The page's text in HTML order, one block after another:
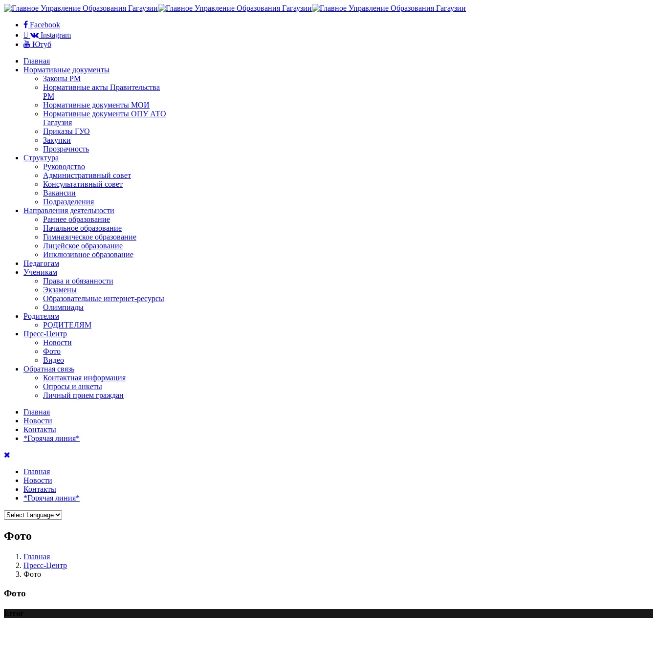
Facebook
Instagram
Ютуб
Главная
Нормативные документы
Законы РМ
Нормативные акты Правительства
РМ
Нормативные документы МОИ
Нормативные документы ОПУ АТО
Гагаузия
Приказы ГУО
Закупки
Прозрачность
Структура
Руководство
Административный совет
Консультативный совет
Вакансии
Подразделения
Направления деятельности
Раннее образование
Начальное образование
Гимназическое образование
Лицейское образование
Инклюзивное образование
Педагогам
Ученикам
Права и обязанности
Экзамены
Образовательные интернет-ресурсы
Олимпиады
Родителям
РОДИТЕЛЯМ
Пресс-Центр
Новости
Фото
Видео
Обратная связь
Контактная информация
Опросы и анкеты
Личный прием граждан
Главная
Новости
Контакты
*Горячая линия*
Главная
Новости
Контакты
*Горячая линия*
Фото
Главная
Пресс-Центр
Фото
Фото
Error